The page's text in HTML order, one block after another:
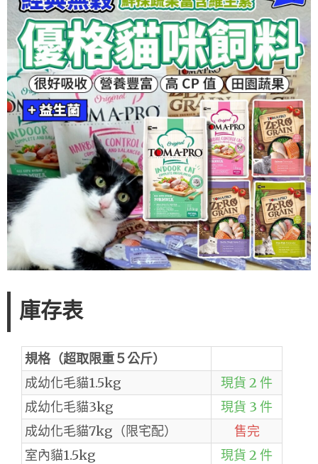
庫存表
規格（超取限重５公斤）
成幼化毛貓1.5kg
現貨 2 件
成幼化毛貓3kg
現貨 3 件
成幼化毛貓7kg（限宅配）
售完
室內貓1.5kg
現貨 2 件